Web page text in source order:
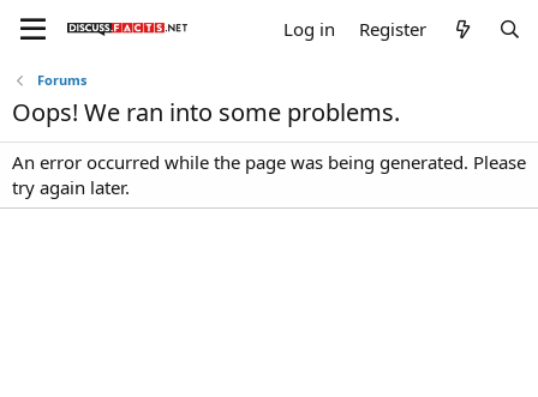
Log in Register
Forums
Oops! We ran into some problems.
An error occurred while the page was being generated. Please
try again later.